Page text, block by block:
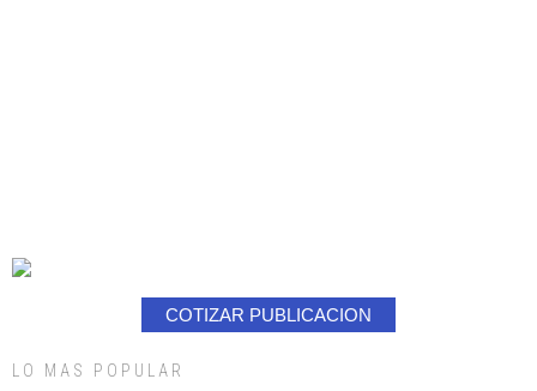
COTIZAR PUBLICACION
LO MAS POPULAR